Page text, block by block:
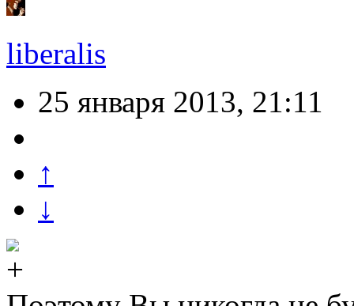
liberalis
25 января 2013, 21:11
↑
↓